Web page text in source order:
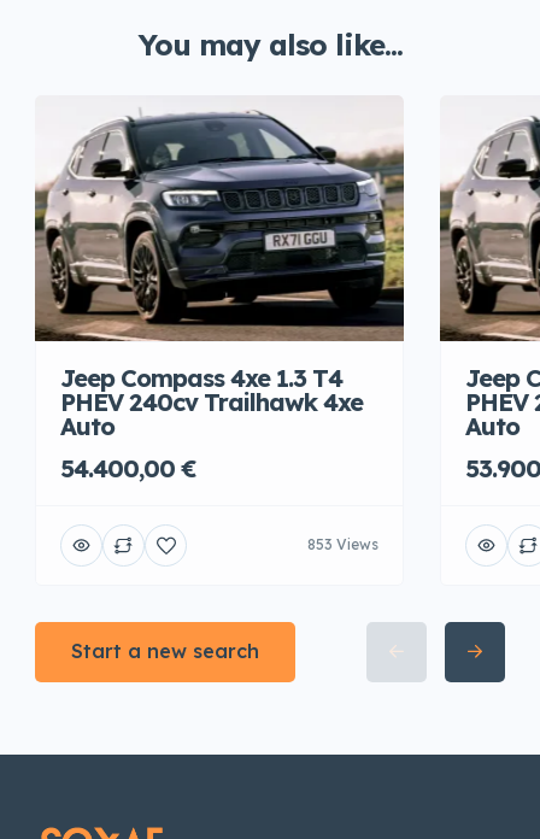
You may also like...
Jeep Compass 4xe 1.3 T4
PHEV 240cv Trailhawk 4xe
Auto
54.400,00 €
853 Views
Jeep
Auto
Start a new search